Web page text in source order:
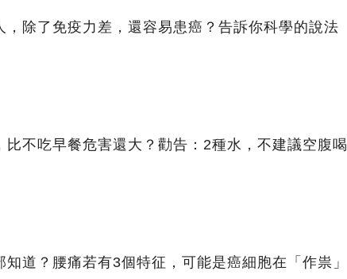
，除了免疫力差，還容易患癌？告訴你科學的說法
比不吃早餐危害還大？勸告：2種水，不建議空腹喝
知道？腰痛若有3個特征，可能是癌細胞在「作祟」